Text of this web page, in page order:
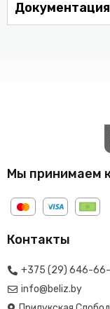
Документация
Мы принимаем
Контакты
+375 (29) 646-
info@beliz.by